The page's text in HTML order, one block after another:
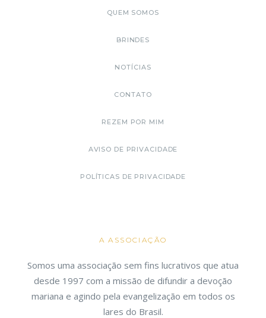
QUEM SOMOS
BRINDES
NOTÍCIAS
CONTATO
REZEM POR MIM
AVISO DE PRIVACIDADE
POLÍTICAS DE PRIVACIDADE
A ASSOCIAÇÃO
Somos uma associação sem fins lucrativos que atua
desde 1997 com a missão de difundir a devoção
mariana e agindo pela evangelização em todos os
lares do Brasil.